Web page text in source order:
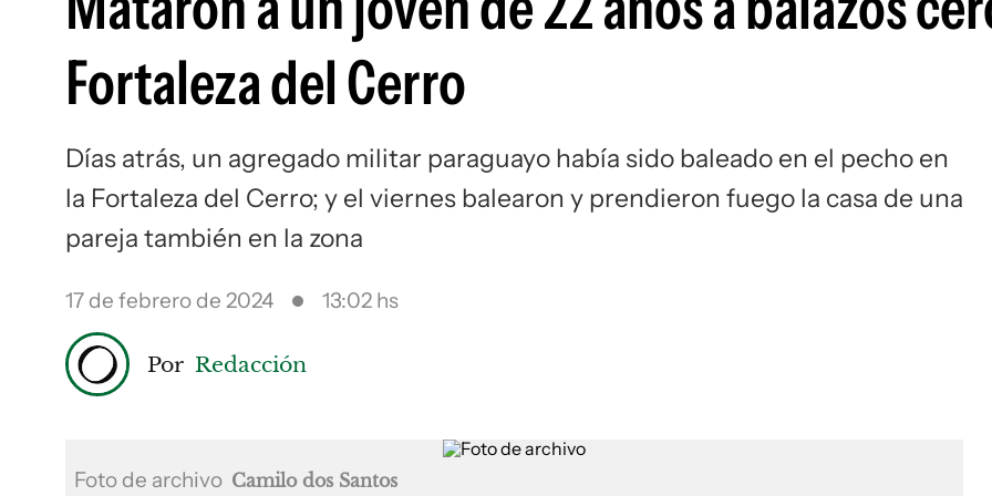
Fortaleza del Cerro
Días atrás, un agregado militar paraguayo había sido baleado en el pecho en
la Fortaleza del Cerro; y el viernes balearon y prendieron fuego la casa de una
pareja también en la zona
17 de febrero de 2024 13:02 hs
Por Redacción
Foto de archivo Camilo dos Santos